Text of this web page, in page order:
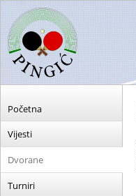
Početna
Vijesti
Dvorane
Turniri